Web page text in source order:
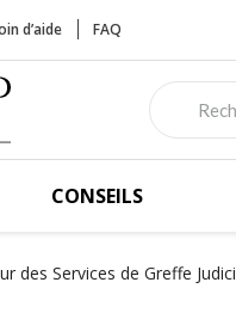
d’aide FAQ
CONSEILS
des Services de Greffe